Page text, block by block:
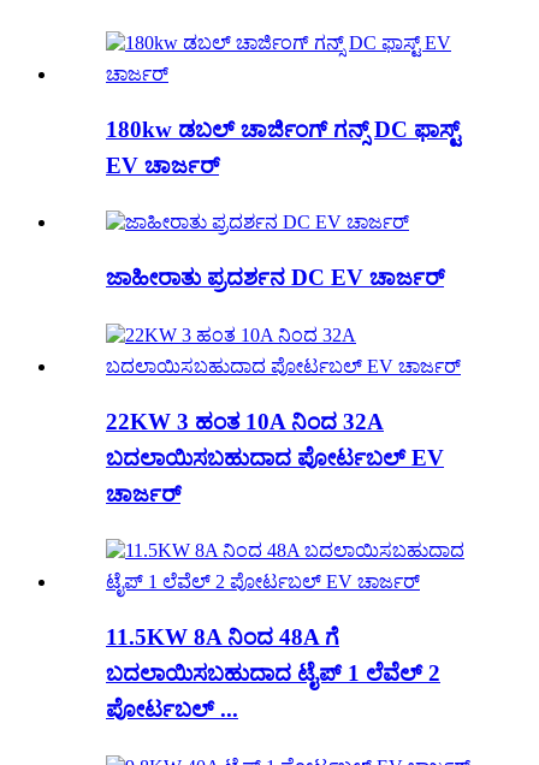
180kw ಡಬಲ್ ಚಾರ್ಜಿಂಗ್ ಗನ್ಸ್ DC ಫಾಸ್ಟ್
EV ಚಾರ್ಜರ್
ಜಾಹೀರಾತು ಪ್ರದರ್ಶನ DC EV ಚಾರ್ಜರ್
22KW 3 ಹಂತ 10A ನಿಂದ 32A
ಬದಲಾಯಿಸಬಹುದಾದ ಪೋರ್ಟಬಲ್ EV
ಚಾರ್ಜರ್
11.5KW 8A ನಿಂದ 48A ಗೆ
ಬದಲಾಯಿಸಬಹುದಾದ ಟೈಪ್ 1 ಲೆವೆಲ್ 2
ಪೋರ್ಟಬಲ್ ...